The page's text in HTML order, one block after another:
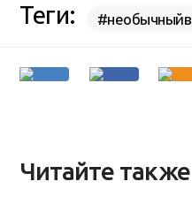
Теги:
Читайте также